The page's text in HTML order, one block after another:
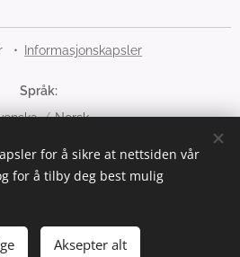
til i handlekurven
Informasjonskapsler
Språk
Norsk
Valuta
kr
NOK kr
for å sikre at nettsiden vår
for å tilby deg best mulig
Aksepter alt